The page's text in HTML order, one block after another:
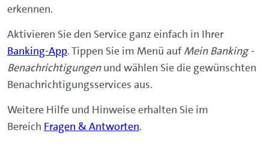
erkennen.
Aktivieren Sie den Service ganz einfach in Ihrer
Banking-App. Tippen Sie im Menü aufMein Banking -
Benachrichtigungenund wählen Sie die gewünschten
Benachrichtigungsservices aus.
Weitere Hilfe und Hinweise erhalten Sie im
Bereich Fragen & Antworten.